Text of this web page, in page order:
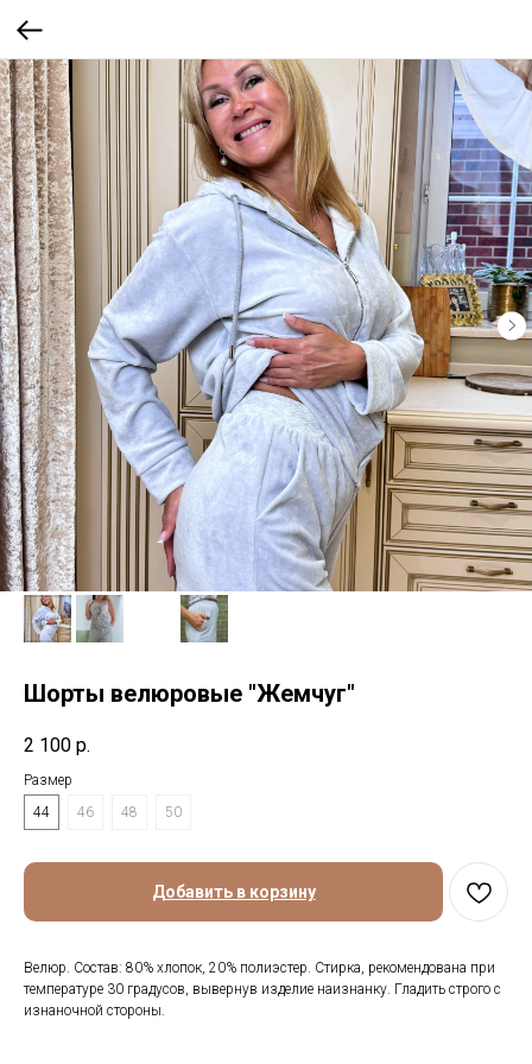
Шорты велюровые "Жемчуг"
2 100 р.
Размер
44
46 48 50
Добавить в корзину
Велюр. Состав: 80% хлопок, 20% полиэстер. Стирка, рекомендована при
температуре 30 градусов, вывернув изделие наизнанку. Гладить строго с
изнаночной стороны.